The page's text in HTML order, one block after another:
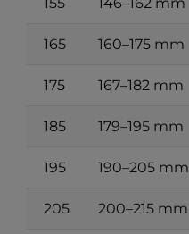
165 160–175 mm
175 167–182 mm
185 179–195 mm
195 190–205 mm
205 200–215 mm